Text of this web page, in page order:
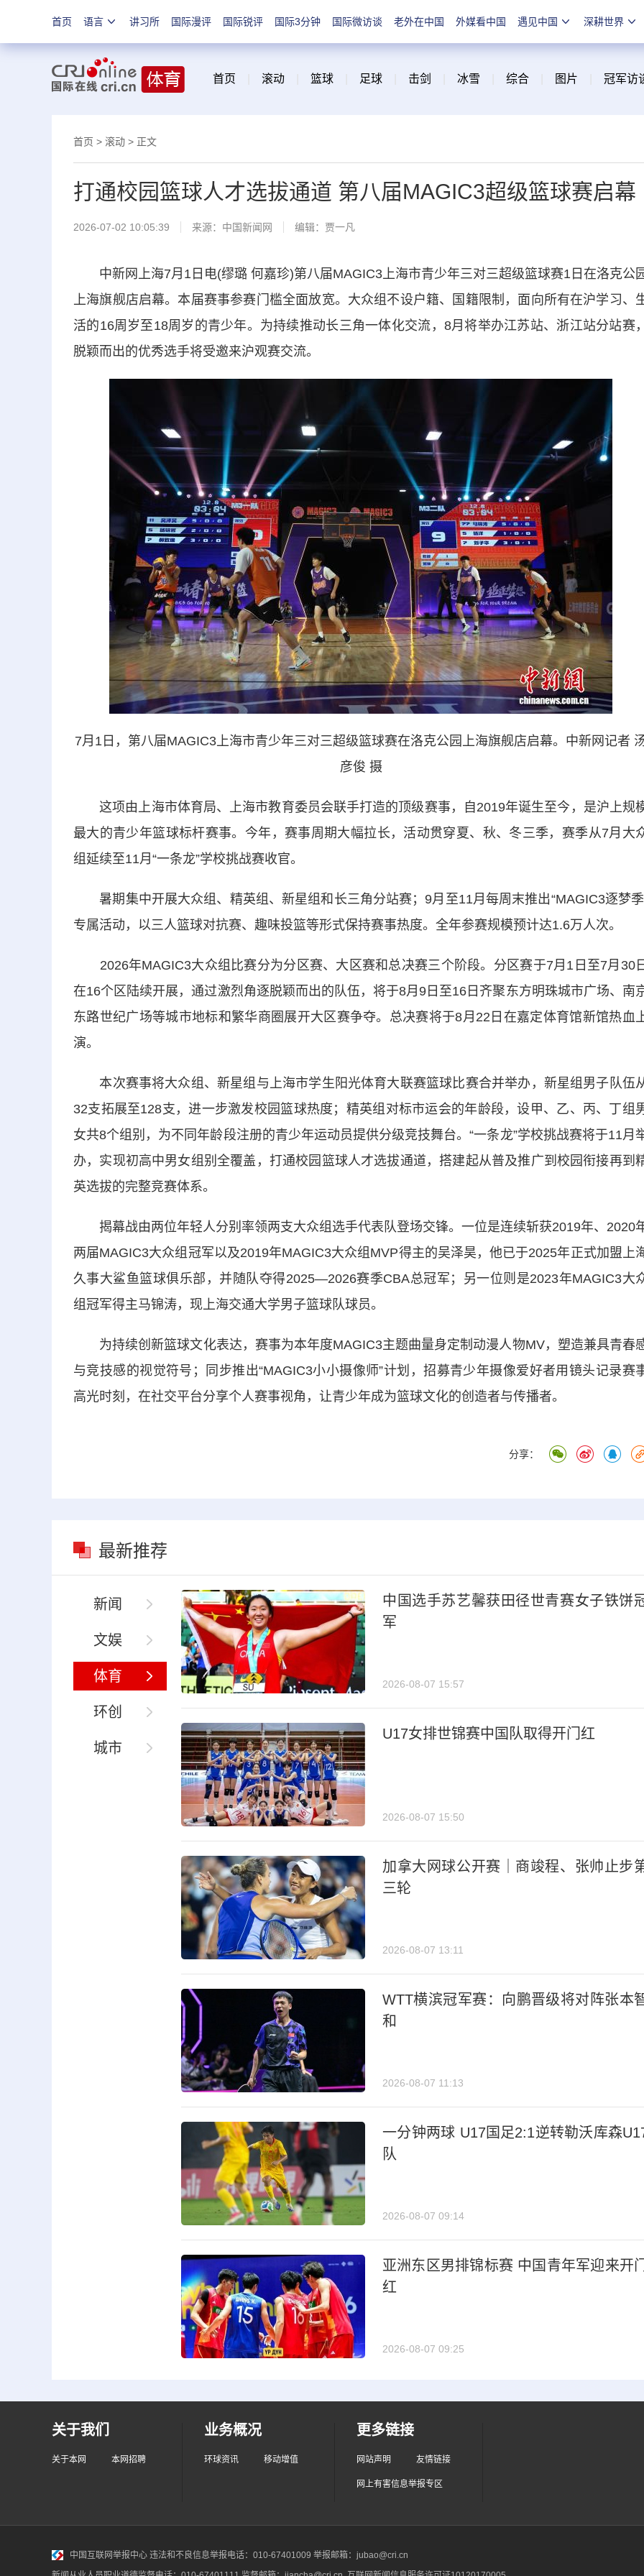
首页 语言 讲习所 国际漫评 国际锐评 国际3分钟 国际微访谈 老外在中国 外媒看中国 遇见中国 深耕世界
首页 滚动 篮球 足球 击剑 冰雪 综合 图片 冠军访
首页 > 滚动 > 正文
打通校园篮球人才选拔通道 第八届MAGIC3超级篮球赛启幕
2026-07-02 10:05:39 来源： 中国新闻网 编辑：贾一凡
中新网上海7月1日电(缪璐 何嘉珍)第八届MAGIC3上海市青少年三对三超级篮球赛1日在洛克公
上海旗舰店启幕。本届赛事参赛门槛全面放宽。大众组不设户籍、国籍限制，面向所有在沪学习、
活的16周岁至18周岁的青少年。为持续推动长三角一体化交流，8月将举办江苏站、浙江站分站赛
脱颖而出的优秀选手将受邀来沪观赛交流。
7月1日，第八届MAGIC3上海市青少年三对三超级篮球赛在洛克公园上海旗舰店启幕。中新网记者
彦俊 摄
这项由上海市体育局、上海市教育委员会联手打造的顶级赛事，自2019年诞生至今，是沪上规
最大的青少年篮球标杆赛事。今年，赛事周期大幅拉长，活动贯穿夏、秋、冬三季，赛季从7月大
组延续至11月“一条龙”学校挑战赛收官。
暑期集中开展大众组、精英组、新星组和长三角分站赛；9月至11月每周末推出“MAGIC3逐梦季
专属活动，以三人篮球对抗赛、趣味投篮等形式保持赛事热度。全年参赛规模预计达1.6万人次。
2026年MAGIC3大众组比赛分为分区赛、大区赛和总决赛三个阶段。分区赛于7月1日至7月30
在16个区陆续开展，通过激烈角逐脱颖而出的队伍，将于8月9日至16日齐聚东方明珠城市广场、南
东路世纪广场等城市地标和繁华商圈展开大区赛争夺。总决赛将于8月22日在嘉定体育馆新馆热血
演。
本次赛事将大众组、新星组与上海市学生阳光体育大联赛篮球比赛合并举办，新星组男子队伍
32支拓展至128支，进一步激发校园篮球热度；精英组对标市运会的年龄段，设甲、乙、丙、丁组
女共8个组别，为不同年龄段注册的青少年运动员提供分级竞技舞台。“一条龙”学校挑战赛将于11月
办，实现初高中男女组别全覆盖，打通校园篮球人才选拔通道，搭建起从普及推广到校园衔接再到
英选拔的完整竞赛体系。
揭幕战由两位年轻人分别率领两支大众组选手代表队登场交锋。一位是连续斩获2019年、2020
两届MAGIC3大众组冠军以及2019年MAGIC3大众组MVP得主的吴泽昊，他已于2025年正式加盟上
久事大鲨鱼篮球俱乐部，并随队夺得2025—2026赛季CBA总冠军；另一位则是2023年MAGIC3大
组冠军得主马锦涛，现上海交通大学男子篮球队球员。
为持续创新篮球文化表达，赛事为本年度MAGIC3主题曲量身定制动漫人物MV，塑造兼具青春
与竞技感的视觉符号；同步推出“MAGIC3小小摄像师”计划，招募青少年摄像爱好者用镜头记录赛
高光时刻，在社交平台分享个人赛事视角，让青少年成为篮球文化的创造者与传播者。
分享：
最新推荐
新闻
文娱
体育
环创
城市
中国选手苏艺馨获田径世青赛女子铁饼
军
2026-08-07 15:57
U17女排世锦赛中国队取得开门红
2026-08-07 15:50
加拿大网球公开赛｜商竣程、张帅止步
三轮
2026-08-07 13:11
WTT横滨冠军赛：向鹏晋级将对阵张本
和
2026-08-07 11:13
一分钟两球 U17国足2:1逆转勒沃库森
队
2026-08-07 09:14
亚洲东区男排锦标赛 中国青年军迎来开
红
2026-08-07 09:25
关于我们
关于本网 本网招聘
业务概况
环球资讯 移动增值
更多链接
网站声明 友情链接
网上有害信息举报专区
中国互联网举报中心 违法和不良信息举报电话：010-67401009 举报邮箱：jubao@cri.cn